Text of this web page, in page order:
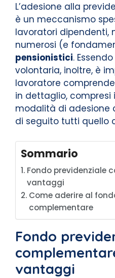
L’adesione alla
è un meccanismo
lavoratori dipendenti,
numerosi (e
pensionistici.
volontaria, inoltre, è
lavoratore
in dettaglio,
modalità di adesione
di seguito tutti quello
Sommario
Fondo previdenziale
vantaggi
Come aderire al
complementare
Fondo
vantaggi